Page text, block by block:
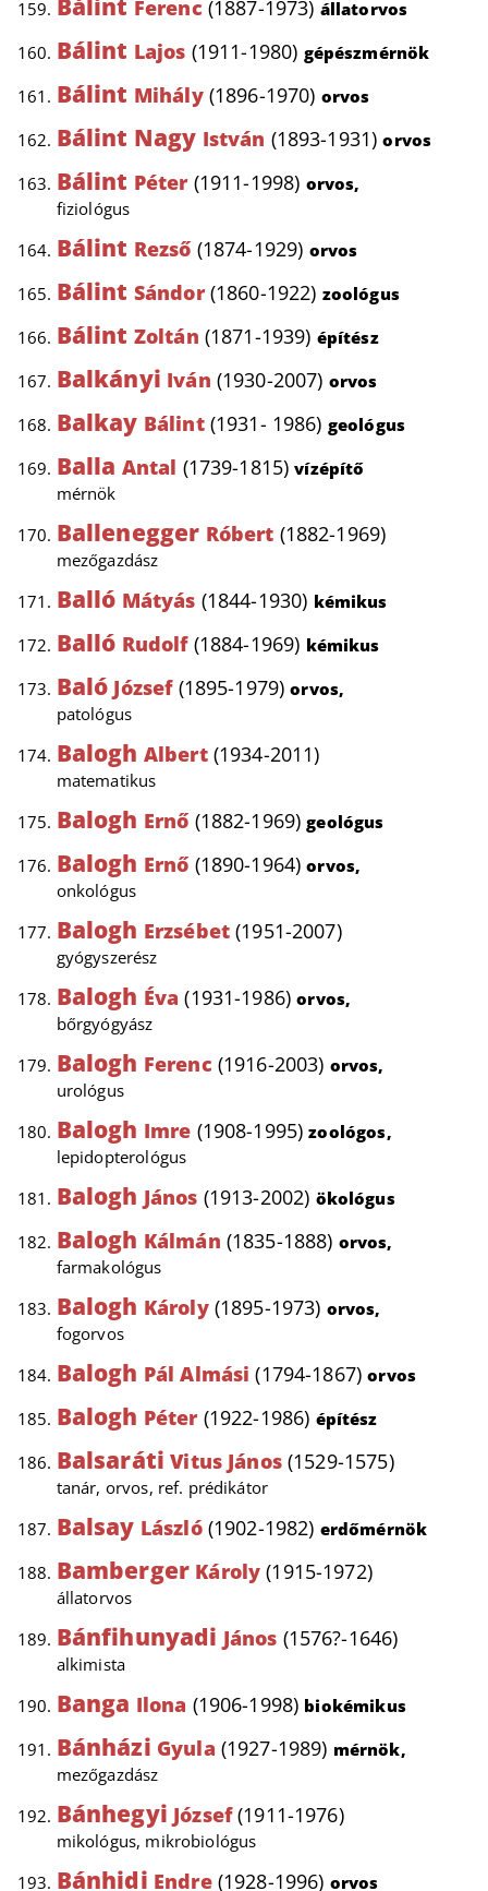
Bálint Ferenc (1887-1973) állatorvos
Bálint Lajos (1911-1980) gépészmérnök
Bálint Mihály (1896-1970) orvos
Bálint Nagy István (1893-1931)orvos
Bálint Péter (1911-1998) orvos,
fiziológus
Bálint Rezső (1874-1929) orvos
Bálint Sándor(1860-1922) zoológus
Bálint Zoltán (1871-1939) építész
Balkányi Iván (1930-2007) orvos
Balkay Bálint (1931- 1986) geológus
Balla Antal (1739-1815)vízépítő
mérnök
Ballenegger Róbert (1882-1969)
mezőgazdász
Balló Mátyás (1844-1930) kémikus
Balló Rudolf (1884-1969) kémikus
Baló József (1895-1979)orvos,
patológus
Balogh Albert (1934-2011)
matematikus
Balogh Ernő (1882-1969)geológus
Balogh Ernő (1890-1964)orvos,
onkológus
Balogh Erzsébet(1951-2007)
gyógyszerész
Balogh Éva(1931-1986)orvos,
bőrgyógyász
Balogh Ferenc (1916-2003) orvos,
urológus
Balogh Imre (1908-1995)zoológos,
lepidopterológus
Balogh János (1913-2002) ökológus
Balogh Kálmán (1835-1888) orvos,
farmakológus
Balogh Károly (1895-1973) orvos,
fogorvos
Balogh Pál Almási(1794-1867)orvos
Balogh Péter (1922-1986) építész
BalsarátiVitus János(1529-1575)
tanár, orvos, ref. prédikátor
Balsay László (1902-1982) erdőmérnök
Bamberger Károly(1915-1972)
állatorvos
Bánfihunyadi János (1576?-1646)
alkimista
Banga Ilona (1906-1998) biokémikus
Bánházi Gyula (1927-1989) mérnök,
mezőgazdász
Bánhegyi József(1911-1976)
mikológus, mikrobiológus
Bánhidi Endre (1928-1996) orvos